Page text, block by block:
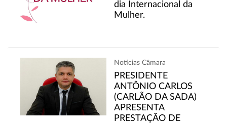
dia Internacional da
Mulher.
Notícias Câmara
PRESIDENTE
ANTÔNIO CARLOS
(CARLÃO DA SADA)
APRESENTA
PRESTAÇÃO DE